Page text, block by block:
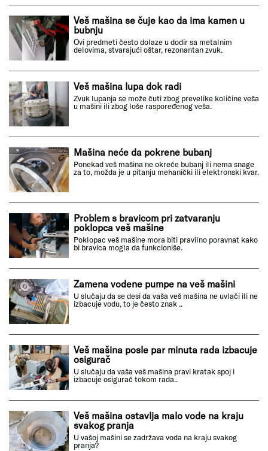
Veš mašina se čuje kao da ima kamen u
bubnju
Ovi predmeti često dolaze u dodir sa metalnim
delovima, stvarajući oštar, rezonantan zvuk.
Veš mašina lupa dok radi
Zvuk lupanja se može čuti zbog prevelike količine veša
u mašini ili zbog loše raspoređenog veša.
Mašina neće da pokrene bubanj
Ponekad veš mašina ne okreće bubanj ili nema snage
za to, možda je u pitanju mehanički ili elektronski kvar.
Problem s bravicom pri zatvaranju
poklopca veš mašine
Poklopac veš mašine mora biti pravilno poravnat kako
bi bravica mogla da funkcioniše.
Zamena vodene pumpe na veš mašini
U slučaju da se desi da vaša veš mašina ne uvlači ili ne
izbacuje vodu, to je često znak ..
Veš mašina posle par minuta rada izbacuje
osigurač
U slučaju da vaša veš mašina pravi kratak spoj i
izbacuje osigurač tokom rada..
Veš mašina ostavlja malo vode na kraju
svakog pranja
U vašoj mašini se zadržava voda na kraju svakog
pranja?